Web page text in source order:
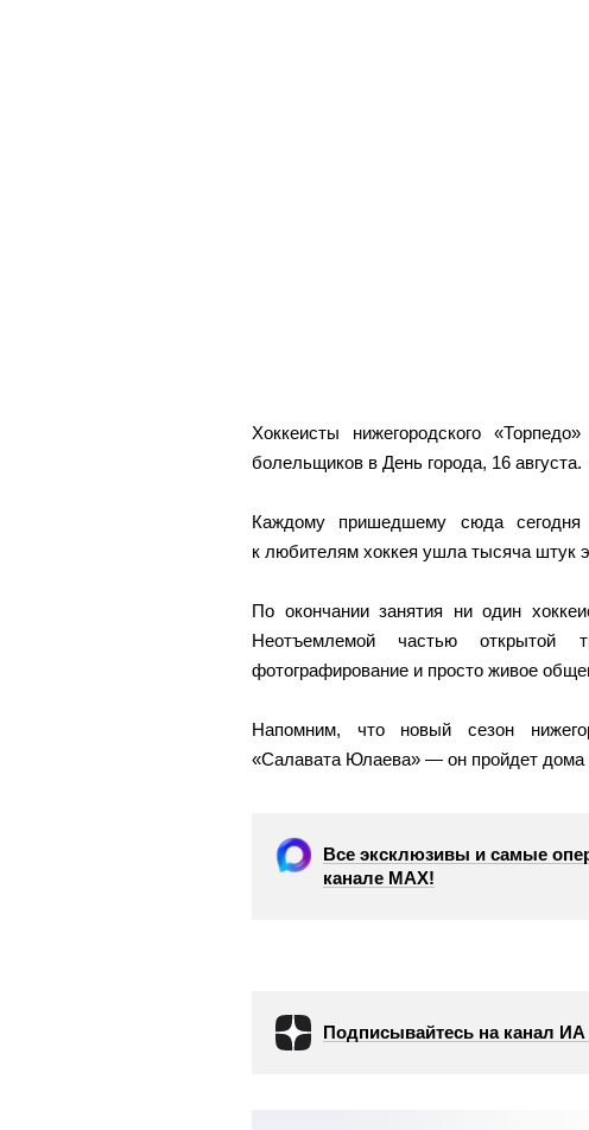
Хоккеисты нижегородского
болельщиков в День города, 16 августа.
Каждому пришедшему сюда
к любителям хоккея ушла тысяча штук
По окончании занятия ни один
Неотъемлемой частью открытой
фотографирование и просто живое
Напомним, что новый сезон
«Салавата Юлаева» — он пройдет дома
Все эксклюзивы и самые
канале МАХ!
Подписывайтесь на канал